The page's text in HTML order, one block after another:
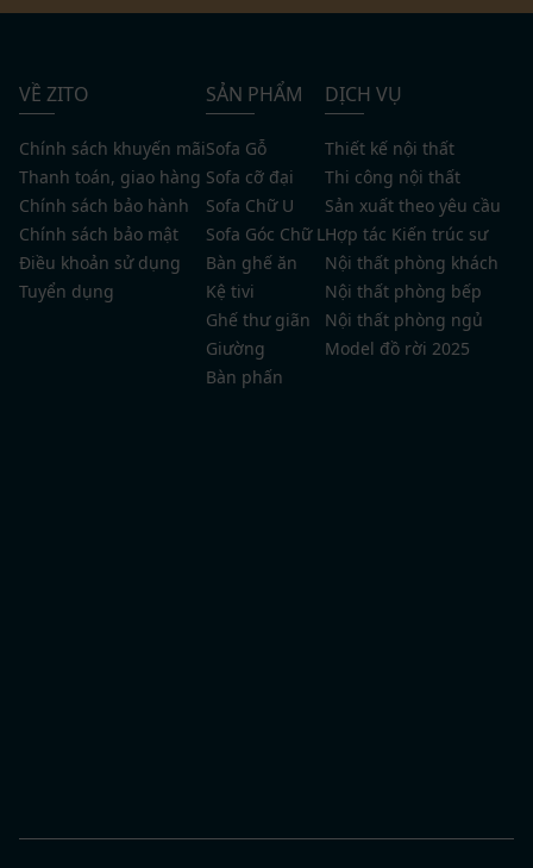
VỀ ZITO
Chính sách khuyến mãi
Thanh toán, giao hàng
Chính sách bảo hành
Chính sách bảo mật
Điều khoản sử dụng
Tuyển dụng
SẢN PHẨM
Sofa Gỗ
Sofa cỡ đại
Sofa Chữ U
Sofa Góc Chữ L
Bàn ghế ăn
Kệ tivi
Ghế thư giãn
Giường
Bàn phấn
DỊCH VỤ
Thiết kế nội thất
Thi công nội thất
Sản xuất theo yêu cầu
Hợp tác Kiến trúc sư
Nội thất phòng khách
Nội thất phòng bếp
Nội thất phòng ngủ
Model đồ rời 2025